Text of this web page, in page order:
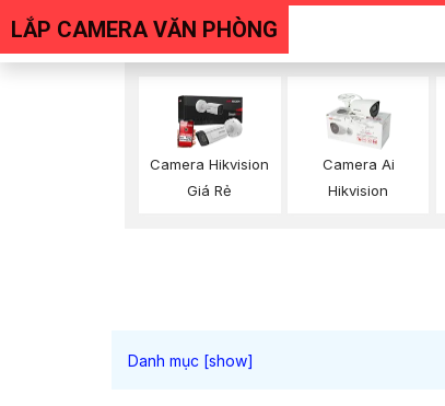
LẮP CAMERA VĂN PHÒNG
Camera Hikvision
Giá Rẻ
Camera Ai
Hikvision